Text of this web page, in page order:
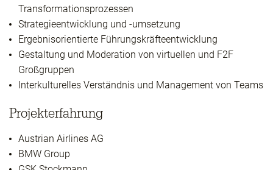
Transformationsprozessen
Strategieentwicklung und -umsetzung
Ergebnisorientierte Führungskräfteentwicklung
Gestaltung und Moderation von virtuellen und F2F
Großgruppen
Interkulturelles Verständnis und Management von Teams
Projekterfahrung
Austrian Airlines AG
BMW Group